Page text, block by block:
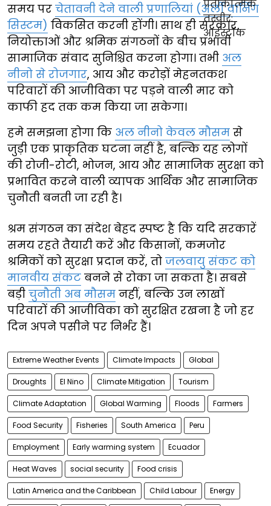
समय पर चेतावनी देने वाली प्रणालियां (अर्ली वार्निंग
सिस्टम) विकसित करनी होंगी। साथ ही सरकार,
नियोक्ताओं और श्रमिक संगठनों के बीच प्रभावी
सामाजिक संवाद सुनिश्चित करना होगा। तभी अल
नीनो से रोजगार, आय और करोड़ों मेहनतकश
परिवारों की आजीविका पर पड़ने वाली मार को
काफी हद तक कम किया जा सकेगा।
हमे समझना होगा कि अल नीनो केवल मौसम से
जुड़ी एक प्राकृतिक घटना नहीं है, बल्कि यह लोगों
की रोजी-रोटी, भोजन, आय और सामाजिक सुरक्षा को
प्रभावित करने वाली व्यापक आर्थिक और सामाजिक
चुनौती बनती जा रही है।
श्रम संगठन का संदेश बेहद स्पष्ट है कि यदि सरकारें
समय रहते तैयारी करें और किसानों, कमजोर
श्रमिकों को सुरक्षा प्रदान करें, तो जलवायु संकट को
मानवीय संकट बनने से रोका जा सकता है। सबसे
बड़ी चुनौती अब मौसम नहीं, बल्कि उन लाखों
परिवारों की आजीविका को सुरक्षित रखना है जो हर
दिन अपने पसीने पर निर्भर हैं।
Extreme Weather Events Climate Impacts Global
Droughts El Nino Climate Mitigation Tourism
Climate Adaptation Global Warming Floods Farmers
Food Security Fisheries South America Peru
Employment Early warming system Ecuador
Heat Waves social security Food crisis
Latin America and the Caribbean Child Labour Energy